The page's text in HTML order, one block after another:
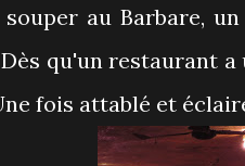
souper au Barbare,
qu'un restaurant
fois attablé et